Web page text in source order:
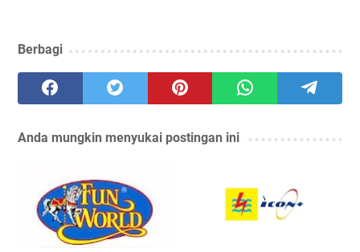
Berbagi
Anda mungkin menyukai postingan ini